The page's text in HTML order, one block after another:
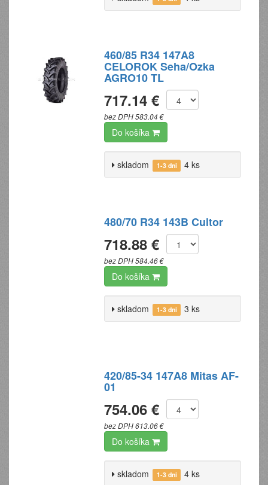
460/85 R34 147A8
CELOROK Seha/Ozka
AGRO10 TL
717.14 €
bez DPH 583.04 €
Do košíka
skladom 1-3 dni 4 ks
480/70 R34 143B Cultor
718.88 €
bez DPH 584.46 €
Do košíka
skladom 1-3 dni 3 ks
420/85-34 147A8 Mitas AF-
01
754.06 €
bez DPH 613.06 €
Do košíka
skladom 1-3 dni 4 ks